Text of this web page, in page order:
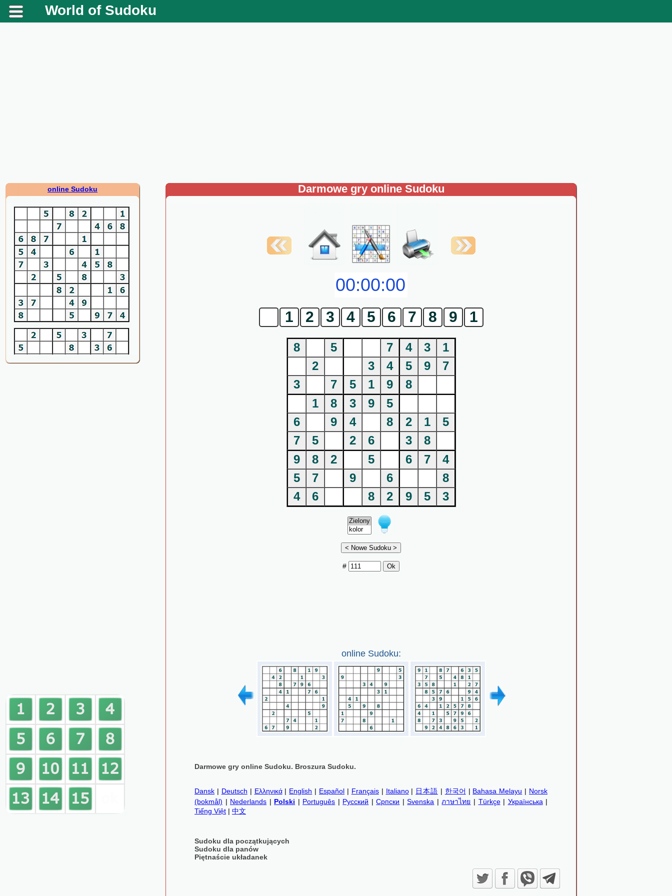
World of Sudoku
online Sudoku Darmowe gry online Sudoku
1 2 3 4 5 6 7 8 9 1
8 5 7 4 3
1
2
3 4 5 9
7
3
7 5 1 9
8
1
8 3 9
5
6
9 4 8 2 1
5
7
5 2 6 3
8
9
8 2 5 6 7
4
5
7 9 6
8
4
6 8 2 9 5 3
#
online Sudoku:
Darmowe gry online Sudoku. Broszura Sudoku.
Dansk | Deutsch | Ελληνικά| English | Español | Français| Italiano| 日本語 | 한국어 | Bahasa Melayu | Norsk
(bokmål) | Nederlands | Polski | Português | Русский |Српски |Svenska |ภาษาไทย | Türkçe| Українська |
Tiếng Việt | 中文
Sudoku dla początkujących
Sudoku dla panów
Piętnaście układanek